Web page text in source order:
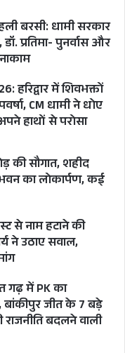
अध्यक्ष का
गलत बयानी
के लिए-
सेवा (भर्ती
2011 है.
2016 में
की धारा 5 में
व्यवस्था है.
और वित्त
महोदय,
कर सकते
प्रक्रिया है,
मामला नहीं
बरसी: धामी सरकार
प्रतिमा- पुनर्वास और
हरिद्वार में शिवभक्तों
CM धामी ने धोए
हाथों से परोसा
की सौगात, शहीद
का लोकार्पण, कई
से नाम हटाने की
ने उठाए सवाल,
गढ़ में PK का
बांकीपुर जीत के 7 बड़े
राजनीति बदलने वाली